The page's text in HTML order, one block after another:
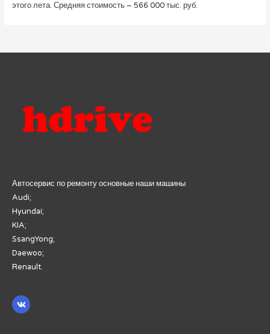
этого лета. Средняя стоимость – 566 000 тыс. руб.
Автосервис по ремонту основные наши машины
Audi;
Hyundai;
KIA;
SsangYong;
Daewoo;
Renault.